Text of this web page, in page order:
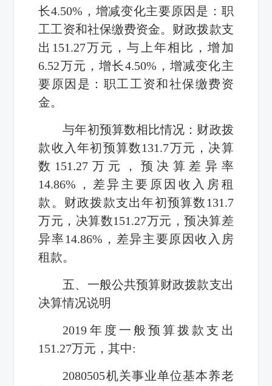
长4.50% ，增减变化主要原因是：职
工工资和社保缴费资金。财政拨款支
出 151.27万元，与上年相比，增加
6.52万元，增长4.50% ，增减变化主
要原因是：职工工资和社保缴费资
金。
与年初预算数相比情况：财政拨
款收入年初预算数131.7万元，决算
数 151.27 万元，预决算差异率
14.86% ，差异主要原因收入房租
款。财政拨款支出年初预算数131.7
万元，决算数151.27万元，预决算差
异率14.86% ，差异主要原因收入房
租款。
五、 一般公共预算财政拨款支出
决算情况说明
2019 年度一般预算拨款支出
151.27万元，其中:
2080505机关事业单位基本养老